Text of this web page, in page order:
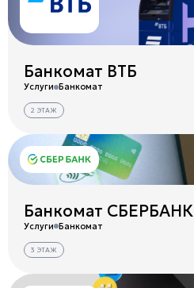
Банкомат ВТБ
Услуги Банкомат
2 ЭТАЖ
Банкомат СБЕРБАНК
Услуги Банкомат
3 ЭТАЖ